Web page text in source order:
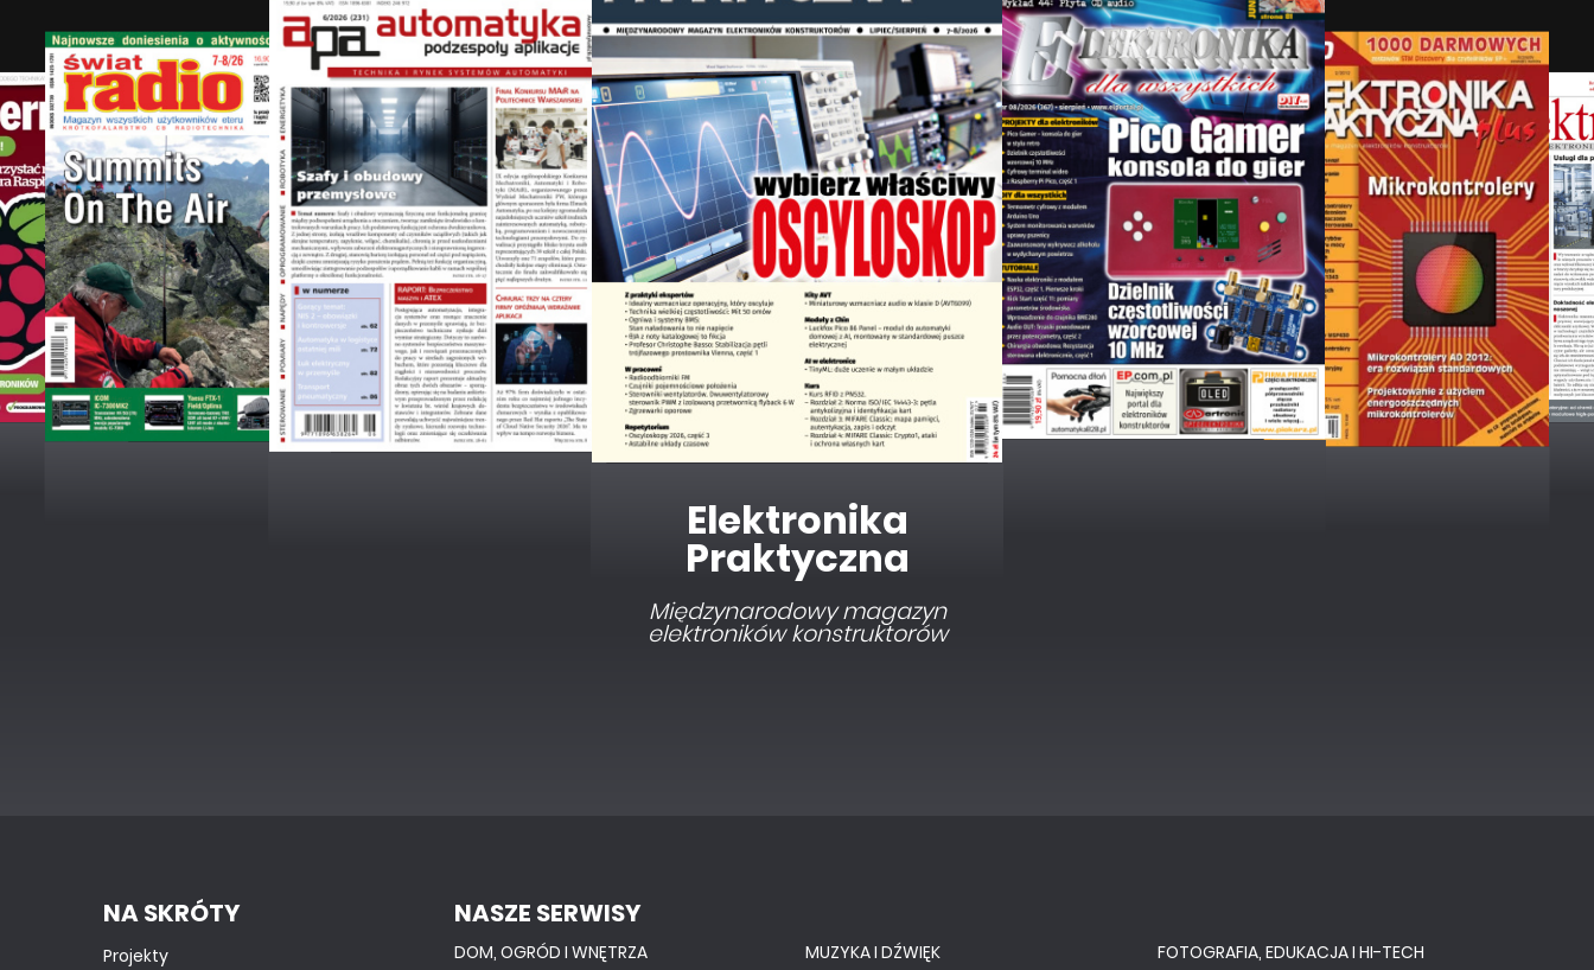
Elektronika dla
Wszystkich
Interesująca elektronika dla
pasjonatów
NA SKRÓTY
Projekty
NASZE SERWISY
DOM, OGRÓD I WNĘTRZA MUZYKA I DŹWIĘK FOTOGRAFIA, EDUKACJA I HI-TECH